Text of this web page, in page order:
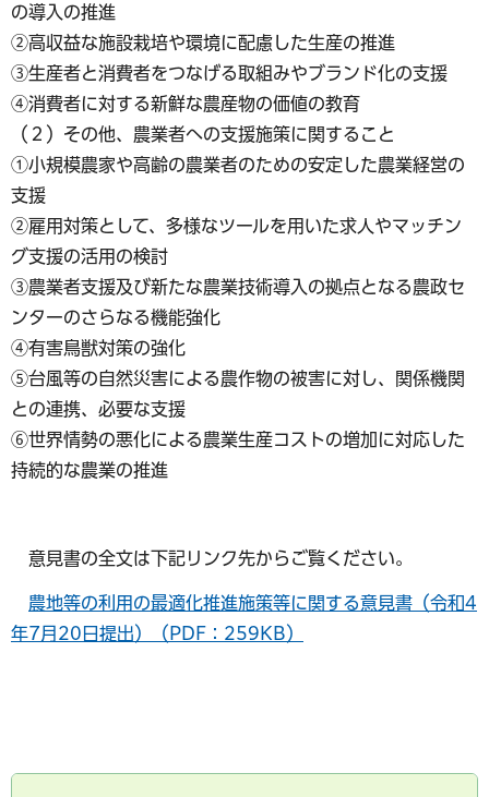
の導入の推進
②高収益な施設栽培や環境に配慮した生産の推進
③生産者と消費者をつなげる取組みやブランド化の支援
④消費者に対する新鮮な農産物の価値の教育
（２）その他、農業者への支援施策に関すること
①小規模農家や高齢の農業者のための安定した農業経営の
支援
②雇用対策として、多様なツールを用いた求人やマッチン
グ支援の活用の検討
③農業者支援及び新たな農業技術導入の拠点となる農政セ
ンターのさらなる機能強化
④有害鳥獣対策の強化
⑤台風等の自然災害による農作物の被害に対し、関係機関
との連携、必要な支援
⑥世界情勢の悪化による農業生産コストの増加に対応した
持続的な農業の推進
意見書の全文は下記リンク先からご覧ください。
農地等の利用の最適化推進施策等に関する意見書（令和4
年7月20日提出）（PDF：259KB）